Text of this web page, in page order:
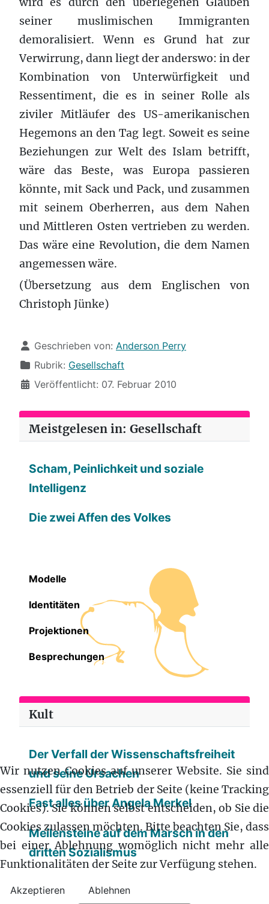
seiner muslimischen Immigranten
demoralisiert. Wenn es Grund hat zur
Verwirrung, dann liegt der anderswo: in der
Kombination von Unterwürfigkeit und
Ressentiment, die es in seiner Rolle als
ziviler Mitläufer des US-amerikanischen
Hegemons an den Tag legt. Soweit es seine
Beziehungen zur Welt des Islam betrifft,
wäre das Beste, was Europa passieren
könnte, mit Sack und Pack, und zusammen
mit seinem Oberherren, aus dem Nahen
und Mittleren Osten vertrieben zu werden.
Das wäre eine Revolution, die dem Namen
angemessen wäre.
(Übersetzung aus dem Englischen von
Christoph Jünke)
Details
Geschrieben von: Anderson Perry
Rubrik: Gesellschaft
Veröffentlicht: 07. Februar 2010
Meistgelesen in: Gesellschaft
Scham, Peinlichkeit und soziale
Intelligenz
Die zwei Affen des Volkes
Modelle
Identitäten
Projektionen
Besprechungen
Kult
Der Verfall der Wissenschaftsfreiheit
und seine Ursachen
Fast alles über Angela Merkel
Meilensteine auf dem Marsch in den
dritten Sozialismus
Wir nutzen Cookies auf unserer Website. Sie sind
essenziell für den Betrieb der Seite (keine Tracking
Cookies). Sie können selbst entscheiden, ob Sie die
Cookies zulassen möchten. Bitte beachten Sie, dass
bei einer Ablehnung womöglich nicht mehr alle
Funktionalitäten der Seite zur Verfügung stehen.
Akzeptieren Ablehnen